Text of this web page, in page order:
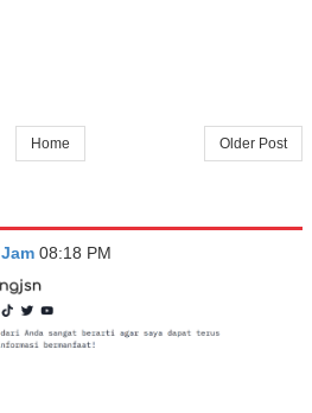
Older Post
Home
Jam 08:18 PM